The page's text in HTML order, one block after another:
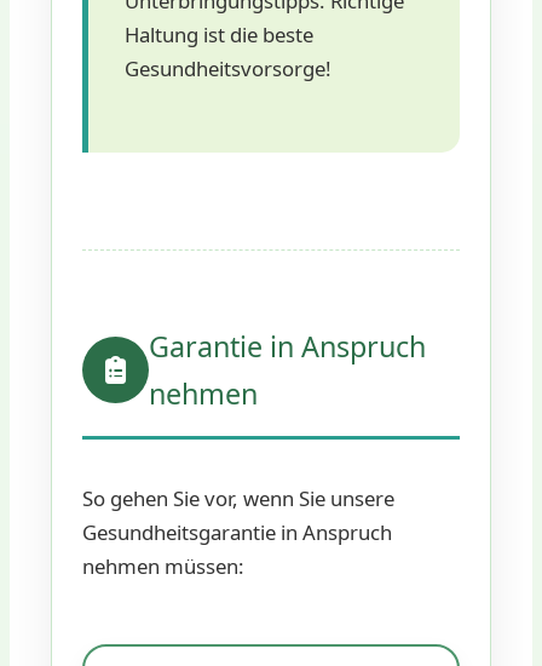
Haltung ist die beste
Gesundheitsvorsorge!
Garantie in Anspruch
nehmen
So gehen Sie vor, wenn Sie unsere
Gesundheitsgarantie in Anspruch
nehmen müssen: